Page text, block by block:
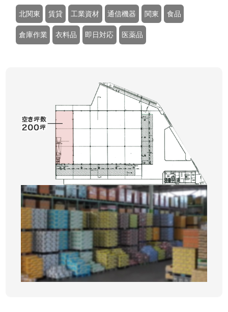
北関東 賃貸 工業資材 通信機器 関東 食品
倉庫作業 衣料品 即日対応 医薬品